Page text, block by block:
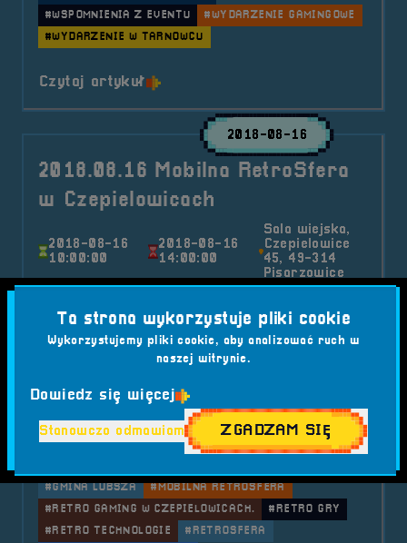
#WSPOMNIENIA Z EVENTU
#WYDARZENIE GAMINGOWE
#WYDARZENIE W TARNOWCU
Czytaj artykuło tytule 2018.08.17 Mobilna
2018-08-16
2018.08.16 Mobilna RetroSfera
w Czepielowicach
2018-08-16
10:00:00
2018-08-16
14:00:00
Sala wiejska,
Czepielowice
45, 49-314
Pisarzowice
dzięki wsparciu gminy Lubsza mieliśmy okazję
przeprowadzić kolejną edycję naszej mobilnej
Kategorie wpisu:
Mobilna RetroSfera Wydarzenia
Tagi: #CZEPIELOWICE
#EDUKACJA O TECHNOLOGII
#GMINA LUBSZA
#MOBILNA RETROSFERA
#RETRO GAMING W CZEPIELOWICACH.
#RETRO GRY
#RETRO TECHNOLOGIE
#RETROSFERA
Ta strona wykorzystuje pliki cookie
Wykorzystujemy pliki cookie, aby analizować ruch w
naszej witrynie.
Dowiedz się więcej
Stanowczo odmawiam ZGADZAM SIĘ